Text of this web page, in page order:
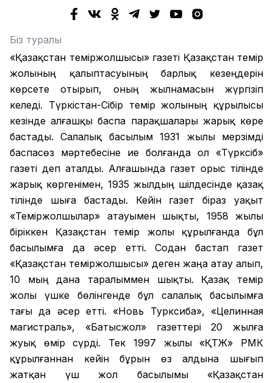
Біз туралы
«Қазақстан теміржолшысы» газеті Қазақстан темір
жолының қалыптасуының барлық кезеңдерін
көрсете отырып, оның жылнамасын жүргізіп
келеді. Түркістан-Сібір темір жолының құрылысы
кезінде алғашқы баспа парақшалары жарық көре
бастады. Салалық басылым 1931 жылы мерзімді
баспасөз мәртебесіне ие болғанда ол «Түрксіб»
газеті деп аталды. Алғашында газет орыс тілінде
жарық көргенімен, 1935 жылдың шілдесінде қазақ
тілінде шыға бастады. Кейін газет біраз уақыт
«Теміржолшылар» атауымен шықты, 1958 жылы
біріккен Қазақстан темір жолы құрылғанда бұл
басылымға да әсер етті. Содан бастап газет
«Қазақстан теміржолшысы» деген жаңа атау алып,
10 мың дана таралыммен шықты. Қазақ темір
жолы үшке бөлінгенде бұл салалық басылымға
тағы да әсер етті. «Новь Турксиба», «Целинная
магистраль», «Батысжол» газеттері 20 жылға
жуық өмір сүрді. Тек 1997 жылы «ҚТЖ» РМК
құрылғаннан кейін бұрын өз алдына шығып
жатқан үш жол басылымы «Қазақстан